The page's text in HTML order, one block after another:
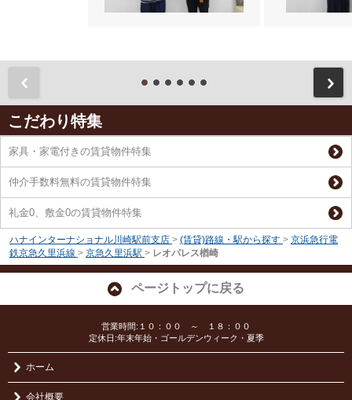
こだわり特集
家具・家電付きの賃貸物件特集
仲介手数料無料の賃貸物件特集
礼金0、敷金0の賃貸物件特集
ハナインターナショナル川崎駅前支店 > (賃貸)路線・駅から探す > 京浜急行電
鉄京急久里浜線 > 京急久里浜駅 > レオパレス楢崎
ページトップに戻る
営業時間:１０：００ ～ １８：００
定休日:年末年始・ゴールデンウィーク・夏季
ホーム
会社概要